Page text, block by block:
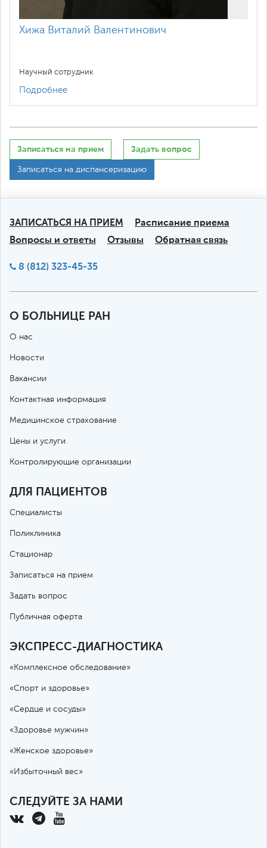
Хижа Виталий Валентинович
Научный сотрудник
Подробнее
Записаться на прием Задать вопрос
Записаться на диспансеризацию
ЗАПИСАТЬСЯ НА ПРИЕМ
Расписание приема
Вопросы и ответы
Отзывы Обратная связь
8 (812) 323-45-35
О БОЛЬНИЦЕ РАН
О нас
Новости
Вакансии
Контактная информация
Медицинское страхование
Цены и услуги
Контролирующие организации
ДЛЯ ПАЦИЕНТОВ
Специалисты
Поликлиника
Стационар
Записаться на прием
Задать вопрос
Публичная оферта
ЭКСПРЕСС-ДИАГНОСТИКА
«Комплексное обследование»
«Спорт и здоровье»
«Сердце и сосуды»
«Здоровье мужчин»
«Женское здоровье»
«Избыточный вес»
СЛЕДУЙТЕ ЗА НАМИ